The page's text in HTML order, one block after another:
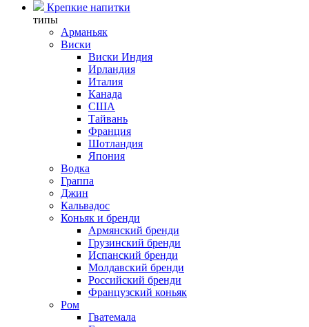
Крепкие напитки
типы
Арманьяк
Виски
Виски Индия
Ирландия
Италия
Канада
США
Тайвань
Франция
Шотландия
Япония
Водка
Граппа
Джин
Кальвадос
Коньяк и бренди
Армянский бренди
Грузинский бренди
Испанский бренди
Молдавский бренди
Российский бренди
Французский коньяк
Ром
Гватемала